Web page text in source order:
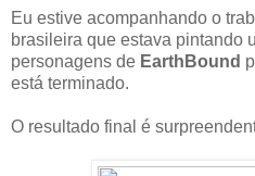
Eu estive acompanhando o
brasileira que estava pintando
personagens de EarthBound
está terminado.
O resultado final é